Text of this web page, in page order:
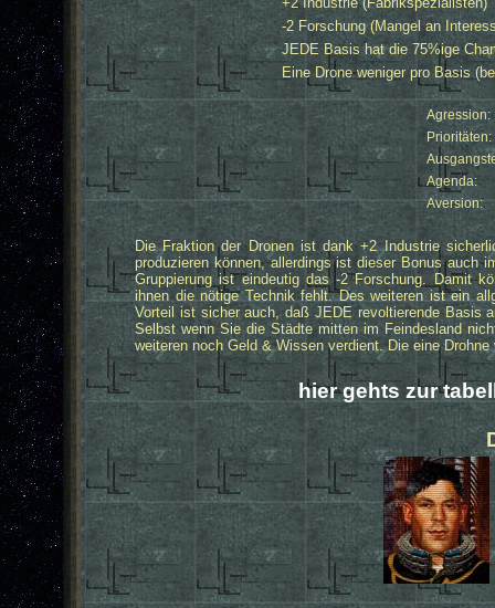
-2 Forschung (Mangel an
JEDE Basis hat die 75%ige
Eine Drone weniger pro Basis
Agression:
Prioritäten:
Agenda:
Aversion:
Die Fraktion der Dronen ist dank +2 Industrie
produzieren können, allerdings ist dieser Bonus auch
Gruppierung ist eindeutig das -2 Forschung. Damit
ihnen die nötige Technik fehlt. Des weiteren ist ein
Vorteil ist sicher auch, daß JEDE revoltierende Basis
Selbst wenn Sie die Städte mitten im Feindesland
weiteren noch Geld & Wissen verdient. Die eine
hier gehts zur